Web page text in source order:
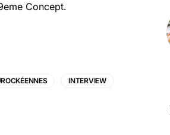
Concept.
INTERVIEW